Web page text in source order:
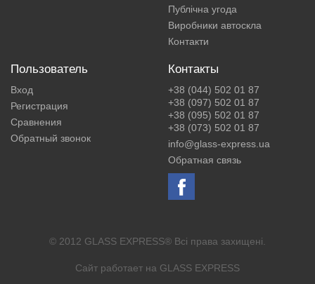
Публічна угода
Виробники автоскла
Контакти
Пользователь
Вход
Регистрация
Сравнения
Обратный звонок
Контакты
+38 (044) 502 01 87
+38 (097) 502 01 87
+38 (095) 502 01 87
+38 (073) 502 01 87
info@glass-express.ua
Обратная связь
© 2012 GLASS EXPRESS® Всі права захищені.
Сайт работает на GLASS EXPRESS